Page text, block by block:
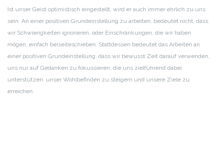
Ist unser Geist optimistisch eingestellt, wird er auch immer ehrlich zu uns
sein. An einer positiven Grundeinstellung zu arbeiten, bedeutet nicht, dass
wir Schwierigkeiten ignorieren, oder Einschränkungen, die wir haben
mögen, einfach beiseiteschieben. Stattdessen bedeutet das Arbeiten an
einer positiven Grundeinstellung, dass wir bewusst Zeit darauf verwenden,
uns nur auf Gedanken zu fokussieren, die uns zielführend dabei
unterstützen, unser Wohlbefinden zu steigern und unsere Ziele zu
erreichen.